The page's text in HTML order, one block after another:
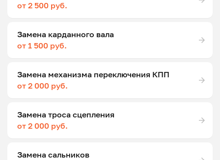
от 2 500 руб.
Замена карданного вала
от 1 500 руб.
Замена механизма переключения КПП
от 2 000 руб.
Замена троса сцепления
от 2 000 руб.
Замена сальников